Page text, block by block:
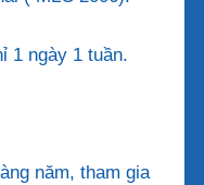
1 ngày 1 tuần.
năm, tham gia